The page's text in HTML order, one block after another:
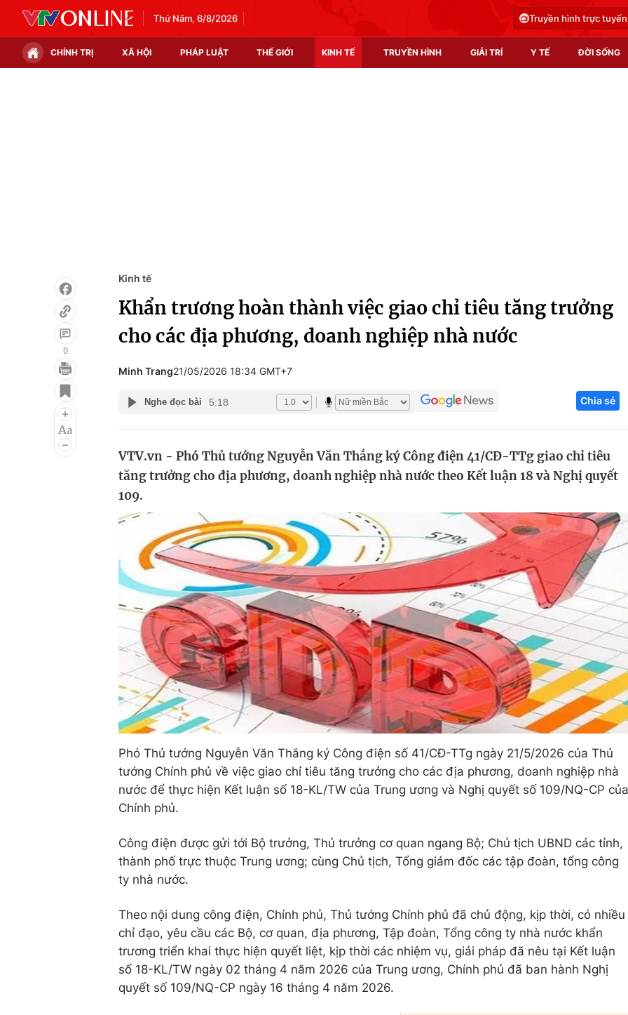
Thứ Năm, 6/8/2026 Truyền hình trực tuyến
CHÍNH TRỊ XÃ HỘI PHÁP LUẬT THẾ GIỚI KINH TẾ TRUYỀN HÌNH GIẢI TRÍ Y TẾ ĐỜI SỐNG
Infographic
Điện ảnh
Âm nhạc
Du lịch
Chất lượng cuộc sống
Tuyển sinh
Hitech Công
Thị trường
0
Kinh tế
Khẩn trương hoàn thành việc giao chỉ tiêu tăng trưởng
cho các địa phương, doanh nghiệp nhà nước
Minh Trang21/05/2026 18:34 GMT+7
Nghe đọc bài 5:18 Chia sẻ
VTV.vn - Phó Thủ tướng Nguyễn Văn Thắng ký Công điện 41/CĐ-TTg giao chỉ tiêu
tăng trưởng cho địa phương, doanh nghiệp nhà nước theo Kết luận 18 và Nghị quyết
109.
Phó Thủ tướng Nguyễn Văn Thắng ký Công điện số 41/CĐ-TTg ngày 21/5/2026 của Thủ
tướng Chính phủ về việc giao chỉ tiêu tăng trưởng cho các địa phương, doanh nghiệp nhà
nước để thực hiện Kết luận số 18-KL/TW của Trung ương và Nghị quyết số 109/NQ-CP của
Chính phủ.
Công điện được gửi tới Bộ trưởng, Thủ trưởng cơ quan ngang Bộ; Chủ tịch UBND các tỉnh,
thành phố trực thuộc Trung ương; cùng Chủ tịch, Tổng giám đốc các tập đoàn, tổng công
ty nhà nước.
Theo nội dung công điện, Chính phủ, Thủ tướng Chính phủ đã chủ động, kịp thời, có nhiều
chỉ đạo, yêu cầu các Bộ, cơ quan, địa phương, Tập đoàn, Tổng công ty nhà nước khẩn
trương triển khai thực hiện quyết liệt, kịp thời các nhiệm vụ, giải pháp đã nêu tại Kết luận
số 18-KL/TW ngày 02 tháng 4 năm 2026 của Trung ương, Chính phủ đã ban hành Nghị
quyết số 109/NQ-CP ngày 16 tháng 4 năm 2026.